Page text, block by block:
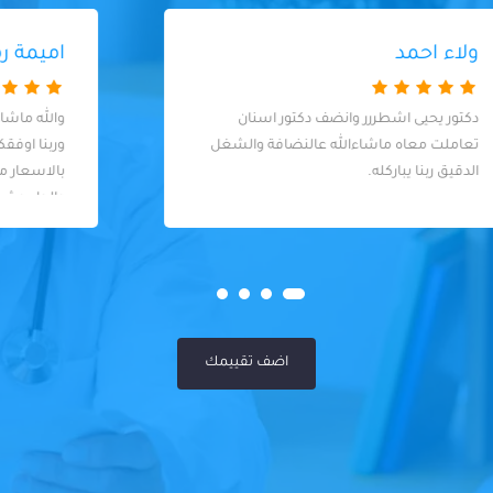
والله ماشاء الله علي المركز والدكاتره الخبراء
وربنا اوفقكم بس لو ممكن تنزلوا قايمه
بالاسعار من كشف وتمويت العصب
اضف تقييمك